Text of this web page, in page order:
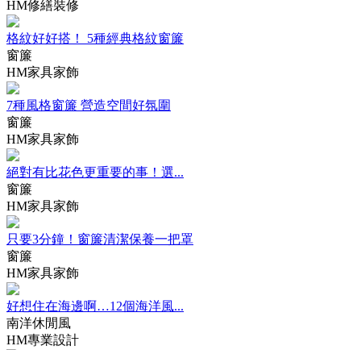
HM修繕裝修
格紋好好搭！ 5種經典格紋窗簾
窗簾
HM家具家飾
7種風格窗簾 營造空間好氛圍
窗簾
HM家具家飾
絕對有比花色更重要的事！選...
窗簾
HM家具家飾
只要3分鐘！窗簾清潔保養一把罩
窗簾
HM家具家飾
好想住在海邊啊…12個海洋風...
南洋休閒風
HM專業設計